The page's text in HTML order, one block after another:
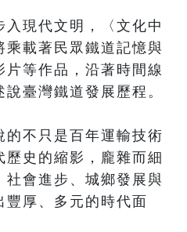
現代文明，〈文化中
乘載著民眾鐵道記憶與
片等作品，沿著時間線
臺灣鐵道發展歷程。
的不只是百年運輸技術
歷史的縮影，龐雜而細
社會進步、城鄉發展與
豐厚、多元的時代面